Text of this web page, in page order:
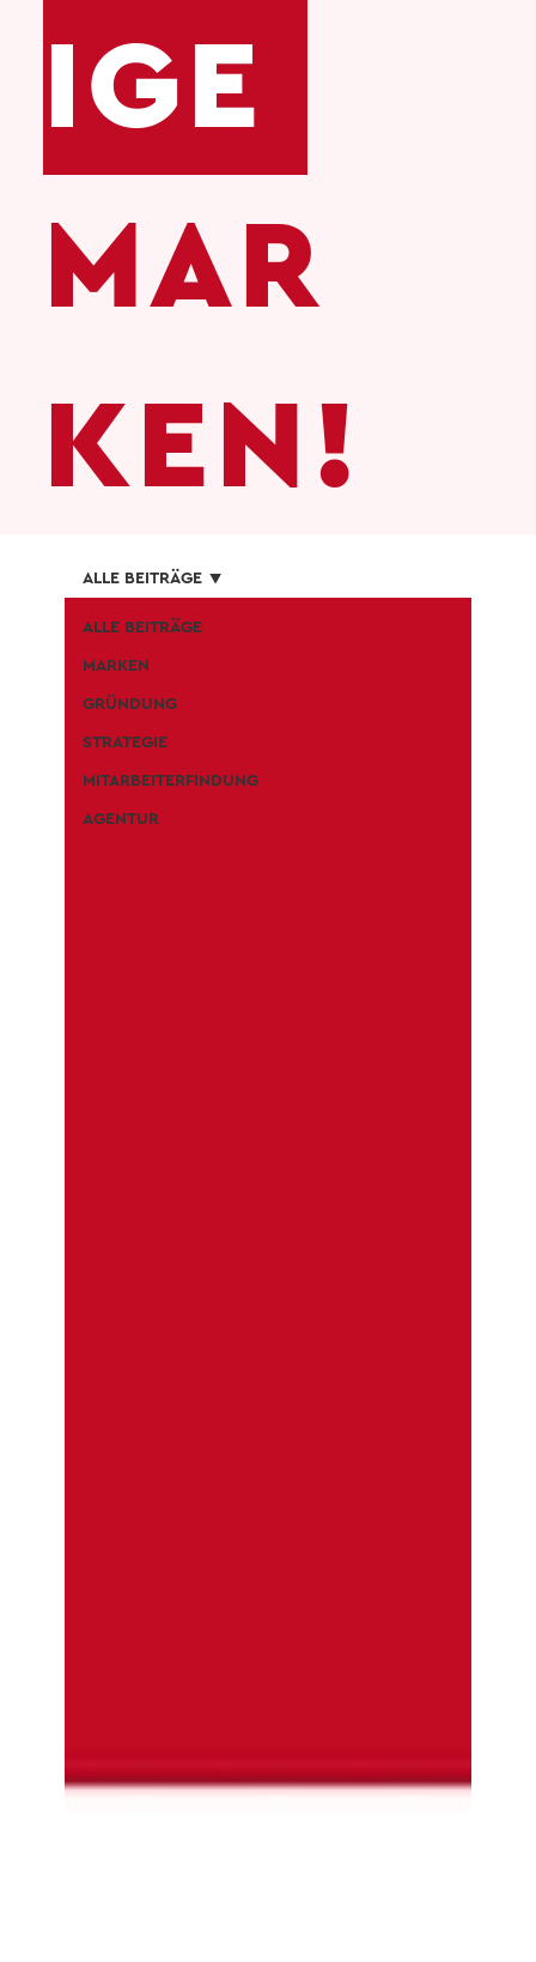
IGE
MAR
KEN!
ALLE BEITRÄGE
MARKEN
GRÜNDUNG
STRATEGIE
MITARBEITERFINDUNG
AGENTUR
ALLE BEITRÄGE